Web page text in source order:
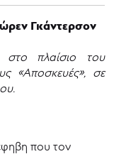
Γκάντερσον
πλαίσιο του
«Αποσκευές», σε
που τον